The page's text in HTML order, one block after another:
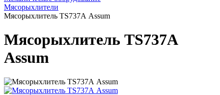
Мясорыхлители
Мясорыхлитель TS737А Assum
Мясорыхлитель TS737А
Assum